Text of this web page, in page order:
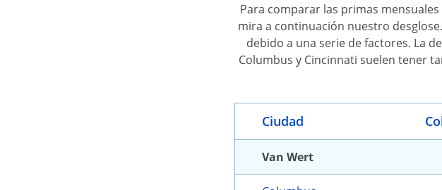
Para comparar las primas
mira a continuación nuestro
debido a una serie de factores. La
Columbus y Cincinnati suelen tener
Ciudad
Van Wert